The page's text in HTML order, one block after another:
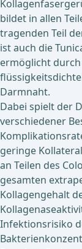
bildet in allen
tragenden Teil
ist auch die
ermöglicht
Darmnaht.
Dabei spielt der
verschiedener
geringe
an Teilen des
gesamten
Kollagengehalt
Infektionsrisiko